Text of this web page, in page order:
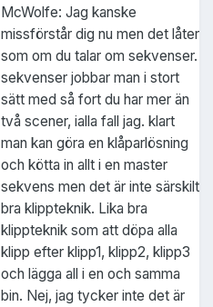
McWolfe: Jag kanske
missförstår dig nu men det låter
som om du talar om sekvenser.
sekvenser jobbar man i stort
sätt med så fort du har mer än
två scener, ialla fall jag. klart
man kan göra en klåparlösning
och kötta in allt i en master
sekvens men det är inte särskilt
bra klippteknik. Lika bra
klippteknik som att döpa alla
klipp efter klipp1, klipp2, klipp3
och lägga all i en och samma
bin. Nej, jag tycker inte det är